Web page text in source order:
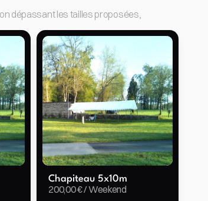
dépassant les tailles proposées,
Chapiteau 5x10m
200,00 € / Weekend